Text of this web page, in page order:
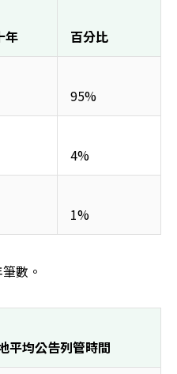
年 百分比
95%
4%
1%
數。
平均公告列管時間